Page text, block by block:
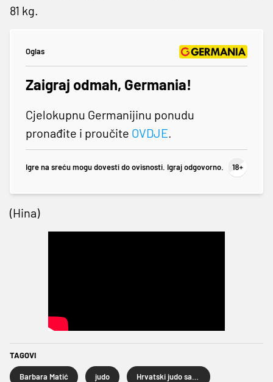
81 kg.
Oglas
Zaigraj odmah, Germania!
Cjelokupnu Germanijinu ponudu
pronađite i proučite OVDJE.
Igre na sreću mogu dovesti do ovisnosti. Igraj odgovorno.
(Hina)
TAGOVI
Barbara Matić judo